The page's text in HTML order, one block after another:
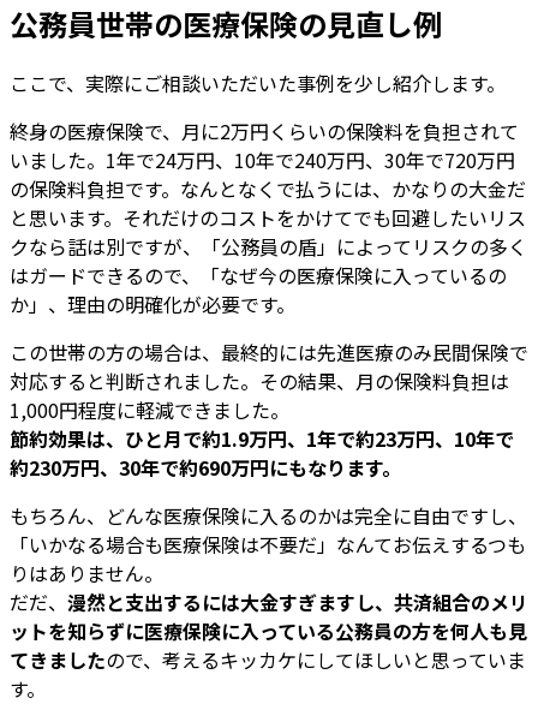
公務員世帯の医療保険の見直し例
ここで、実際にご相談いただいた事例を少し紹介します。
終身の医療保険で、月に2万円くらいの保険料を負担されて
いました。1年で24万円、10年で240万円、30年で720万円
の保険料負担です。なんとなくで払うには、かなりの大金だ
と思います。それだけのコストをかけてでも回避したいリス
クなら話は別ですが、「公務員の盾」によってリスクの多く
はガードできるので、「なぜ今の医療保険に入っているの
か」、理由の明確化が必要です。
この世帯の方の場合は、最終的には先進医療のみ民間保険で
対応すると判断されました。その結果、月の保険料負担は
1,000円程度に軽減できました。
節約効果は、ひと月で約1.9万円、1年で約23万円、10年で
約230万円、30年で約690万円にもなります。
もちろん、どんな医療保険に入るのかは完全に自由ですし、
「いかなる場合も医療保険は不要だ」なんてお伝えするつも
りはありません。
だだ、 漫然と支出するには大金すぎますし、共済組合のメリ
ットを知らずに医療保険に入っている公務員の方を何人も見
てきましたので、考えるキッカケにしてほしいと思っていま
す。